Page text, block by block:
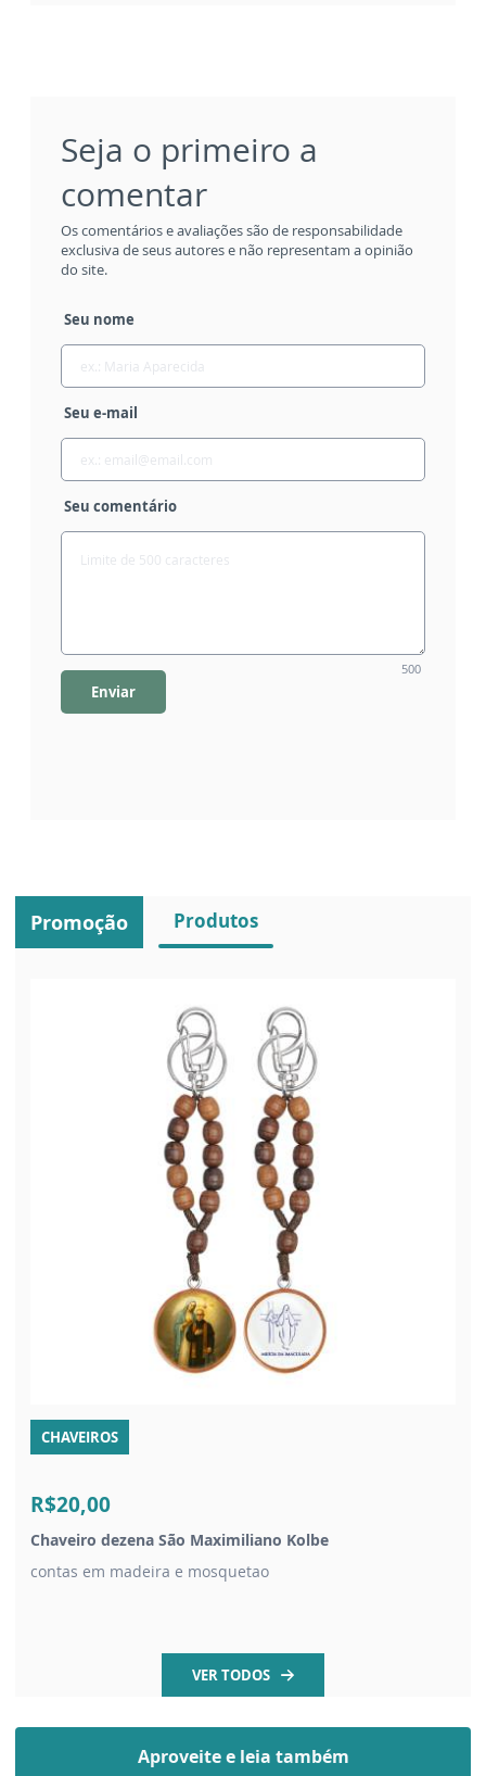
Seja o primeiro a
comentar
Os comentários e avaliações são de responsabilidade
exclusiva de seus autores e não representam a opinião
do site.
Seu nome
Seu e-mail
Seu comentário
500
Enviar
Promoção Produtos
CHAVEIROS
R$20,00
Chaveiro dezena São Maximiliano Kolbe
contas em madeira e mosquetao
VER TODOS
Aproveite e leia também